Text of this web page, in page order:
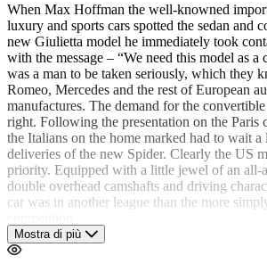
When Max Hoffman the well-knowned
luxury and sports cars spotted the sedan and
new Giulietta model he immediately took
with the message – “We need this model as
was a man to be taken seriously, which they
Romeo, Mercedes and the rest of European
manufactures. The demand for the
right. Following the presentation on the Paris
the Italians on the home marked had to wait
deliveries of the new Spider. Clearly the US
priority. Equipped with a little jewel of an all-
double overhead camshafts and driving
car was in another league than the more
“A car has no business being so desirable”
Mostra di più